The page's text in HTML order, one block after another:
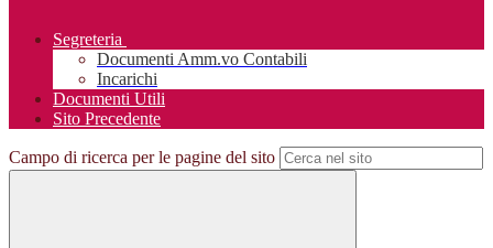
Segreteria
Documenti Amm.vo Contabili
Incarichi
Documenti Utili
Sito Precedente
Campo di ricerca per le pagine del sito